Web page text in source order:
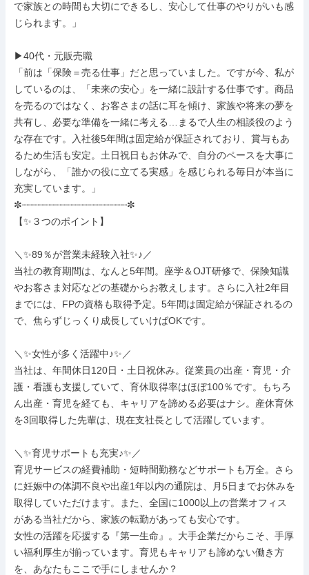
で家族との時間も大切にできるし、安心して仕事のやりがいも感
じられます。」
▶40代・元販売職
「前は「保険＝売る仕事」だと思っていました。ですが今、私が
しているのは、「未来の安心」を一緒に設計する仕事です。商品
を売るのではなく、お客さまの話に耳を傾け、家族や将来の夢を
共有し、必要な準備を一緒に考える…まるで人生の相談役のよう
な存在です。入社後5年間は固定給が保証されており、賞与もあ
るため生活も安定。土日祝日もお休みで、自分のペースを大事に
しながら、「誰かの役に立てる実感」を感じられる毎日が本当に
充実しています。」
✼┈┈┈┈┈┈┈┈┈┈┈┈┈┈┈┈┈┈┈✼
【✨３つのポイント】
＼✨89％が営業未経験入社✨♪／
当社の教育期間は、なんと5年間。座学＆OJT研修で、保険知識
やお客さま対応などの基礎からお教えします。さらに入社2年目
までには、FPの資格も取得予定。5年間は固定給が保証されるの
で、焦らずじっくり成長していけばOKです。
＼✨女性が多く活躍中♪✨／
当社は、年間休日120日・土日祝休み。従業員の出産・育児・介
護・看護も支援していて、育休取得率はほぼ100％です。もちろ
ん出産・育児を経ても、キャリアを諦める必要はナシ。産休育休
を3回取得した先輩は、現在支社長として活躍しています。
＼✨育児サポートも充実♪✨／
育児サービスの経費補助・短時間勤務などサポートも万全。さら
に妊娠中の体調不良や出産1年以内の通院は、月5日までお休みを
取得していただけます。また、全国に1000以上の営業オフィス
がある当社だから、家族の転勤があっても安心です。
女性の活躍を応援する『第一生命』。大手企業だからこそ、手厚
い福利厚生が揃っています。育児もキャリアも諦めない働き方
を、あなたもここで手にしませんか？